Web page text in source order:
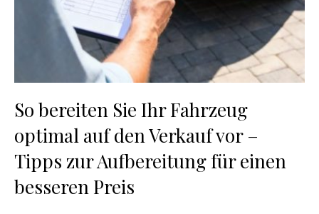
So bereiten Sie Ihr Fahrzeug
optimal auf den Verkauf vor –
Tipps zur Aufbereitung für einen
besseren Preis